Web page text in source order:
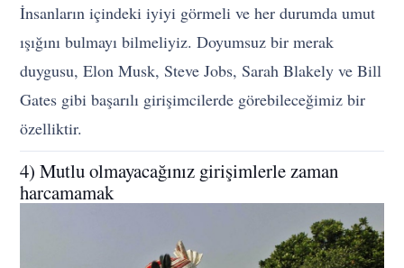
İnsanların içindeki iyiyi görmeli ve her durumda umut
ışığını bulmayı bilmeliyiz. Doyumsuz bir merak
duygusu, Elon Musk, Steve Jobs, Sarah Blakely ve Bill
Gates gibi başarılı girişimcilerde görebileceğimiz bir
özelliktir.
4) Mutlu olmayacağınız girişimlerle zaman
harcamamak